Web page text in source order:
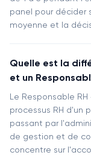
panel pour décider
moyenne et la
Quelle est la
et un
Le Responsable
processus RH d'un
passant par
de gestion et de
concentre sur